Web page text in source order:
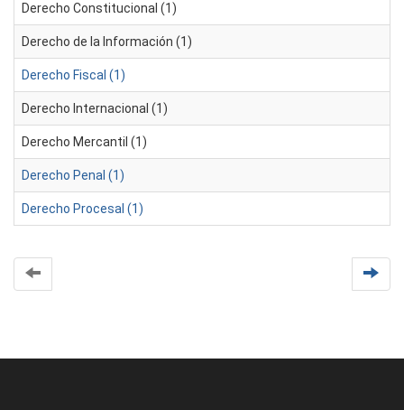
Derecho Constitucional (1)
Derecho de la Información (1)
Derecho Fiscal (1)
Derecho Internacional (1)
Derecho Mercantil (1)
Derecho Penal (1)
Derecho Procesal (1)